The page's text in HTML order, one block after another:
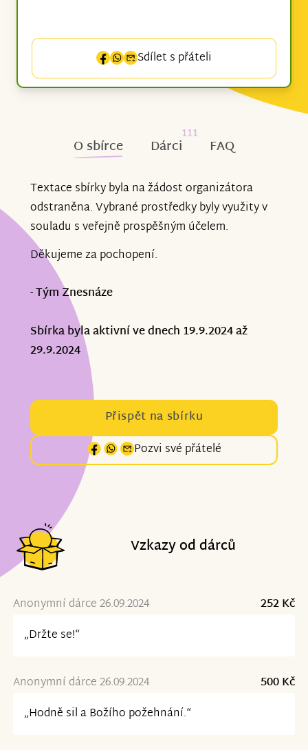
Sdílet s přáteli
O sbírce Dárci
111
FAQ
Textace sbírky byla na žádost organizátora
odstraněna. Vybrané prostředky byly využity v
souladu s veřejně prospěšným účelem.
Děkujeme za pochopení.
- Tým Znesnáze
Sbírka byla aktivní ve dnech 19.9.2024 až
29.9.2024
Přispět na sbírku
Pozvi své přátelé
Vzkazy od dárců
Anonymní dárce 26.09.2024
252 Kč
„Držte se!“
Anonymní dárce 26.09.2024
500 Kč
„Hodně sil a Božího požehnání.“